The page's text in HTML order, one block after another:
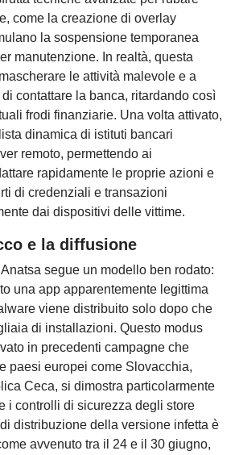
come la creazione di overlay
la sospensione temporanea
manutenzione. In realtà, questa
le attività malevole e a
contattare la banca, ritardando così
frodi finanziarie. Una volta attivato,
dinamica di istituti bancari
remoto, permettendo ai
rapidamente le proprie azioni e
di credenziali e transazioni
dai dispositivi delle vittime.
e la diffusione
Anatsa segue un modello ben rodato:
una app apparentemente legittima
viene distribuito solo dopo che
di installazioni. Questo modus
in precedenti campagne che
paesi europei come Slovacchia,
Ceca, si dimostra particolarmente
i controlli di sicurezza degli store
distribuzione della versione infetta è
avvenuto tra il 24 e il 30 giugno,